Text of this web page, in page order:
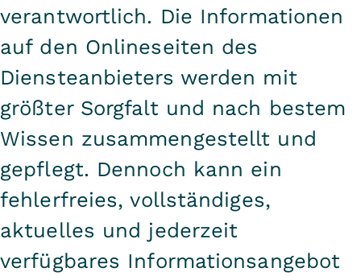
verantwortlich. Die Informationen
auf den Onlineseiten des
Diensteanbieters werden mit
größter Sorgfalt und nach bestem
Wissen zusammengestellt und
gepflegt. Dennoch kann ein
fehlerfreies, vollständiges,
aktuelles und jederzeit
verfügbares Informationsangebot